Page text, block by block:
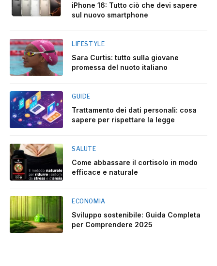
iPhone 16: Tutto ciò che devi sapere
sul nuovo smartphone
LIFESTYLE
Sara Curtis: tutto sulla giovane
promessa del nuoto italiano
GUIDE
Trattamento dei dati personali: cosa
sapere per rispettare la legge
SALUTE
Come abbassare il cortisolo in modo
efficace e naturale
ECONOMIA
Sviluppo sostenibile: Guida Completa
per Comprendere 2025